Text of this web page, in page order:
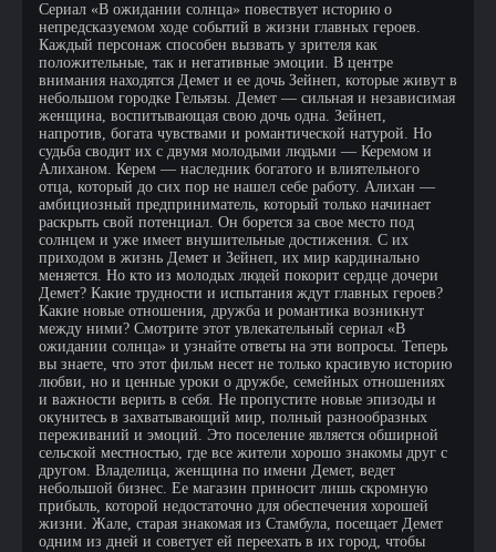
Сериал «В ожидании солнца» повествует историю о
непредсказуемом ходе событий в жизни главных героев.
Каждый персонаж способен вызвать у зрителя как
положительные, так и негативные эмоции. В центре
внимания находятся Демет и ее дочь Зейнеп, которые живут в
небольшом городке Гельязы. Демет — сильная и независимая
женщина, воспитывающая свою дочь одна. Зейнеп,
напротив, богата чувствами и романтической натурой. Но
судьба сводит их с двумя молодыми людьми — Керемом и
Алиханом. Керем — наследник богатого и влиятельного
отца, который до сих пор не нашел себе работу. Алихан —
амбициозный предприниматель, который только начинает
раскрыть свой потенциал. Он борется за свое место под
солнцем и уже имеет внушительные достижения. С их
приходом в жизнь Демет и Зейнеп, их мир кардинально
меняется. Но кто из молодых людей покорит сердце дочери
Демет? Какие трудности и испытания ждут главных героев?
Какие новые отношения, дружба и романтика возникнут
между ними? Смотрите этот увлекательный сериал «В
ожидании солнца» и узнайте ответы на эти вопросы. Теперь
вы знаете, что этот фильм несет не только красивую историю
любви, но и ценные уроки о дружбе, семейных отношениях
и важности верить в себя. Не пропустите новые эпизоды и
окунитесь в захватывающий мир, полный разнообразных
переживаний и эмоций. Это поселение является обширной
сельской местностью, где все жители хорошо знакомы друг с
другом. Владелица, женщина по имени Демет, ведет
небольшой бизнес. Ее магазин приносит лишь скромную
прибыль, которой недостаточно для обеспечения хорошей
жизни. Жале, старая знакомая из Стамбула, посещает Демет
одним из дней и советует ей переехать в их город, чтобы